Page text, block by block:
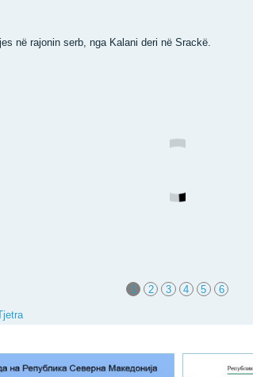
në rajonin serb, nga Kalani deri në Srackë.
1 2 3 4 5 6